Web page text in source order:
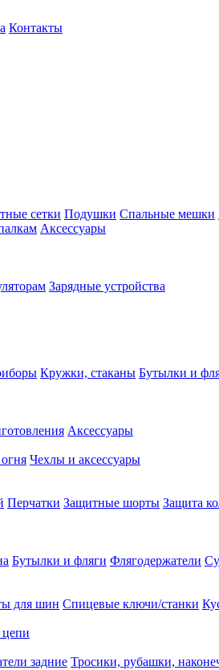
Контакты
сетки Подушки Спальные мешки
Аксессуары
Зарядные устройства
Кружки, стаканы Бутылки и
Аксессуары
Чехлы и аксессуары
Перчатки Защитные шорты Защита
Бутылки и фляги Флягодержатели
для шин Спицевые ключи/станки
задние Тросики, рубашки,